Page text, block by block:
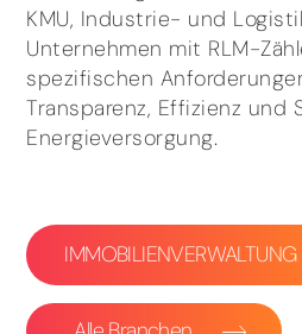
KMU, Industrie- und
Unternehmen mit RLM-
spezifischen
Transparenz, Effizienz und
Energieversorgung.
IMMOBILIENVERWALTUNG